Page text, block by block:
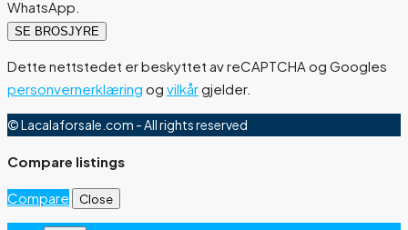
WhatsApp.
SE BROSJYRE
Dette nettstedet er beskyttet av reCAPTCHA og Googles
personvernerklæring og vilkårgjelder.
© Lacalaforsale.com - All rights reserved
Compare listings
Compare Close